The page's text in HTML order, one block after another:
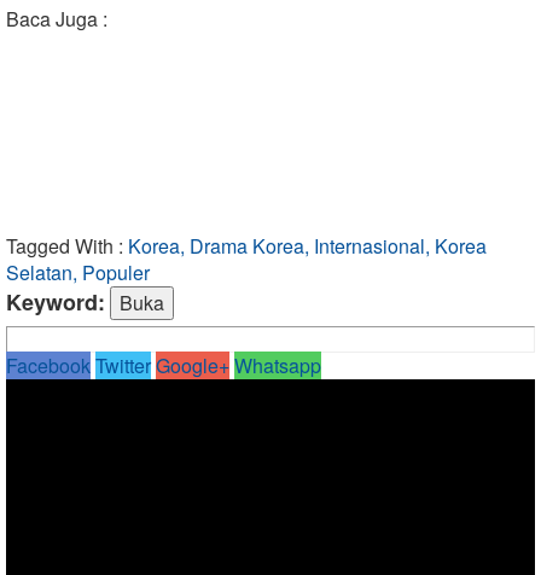
Baca Juga :
Tagged With : Korea, Drama Korea, Internasional, Korea
Selatan, Populer
Keyword:
FacebookTwitterGoogle+Whatsapp